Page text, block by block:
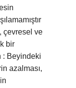
çevresel ve
bir
: Beyindeki
azalması,